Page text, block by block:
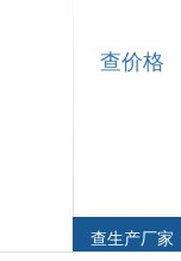
查价格
查生产厂家